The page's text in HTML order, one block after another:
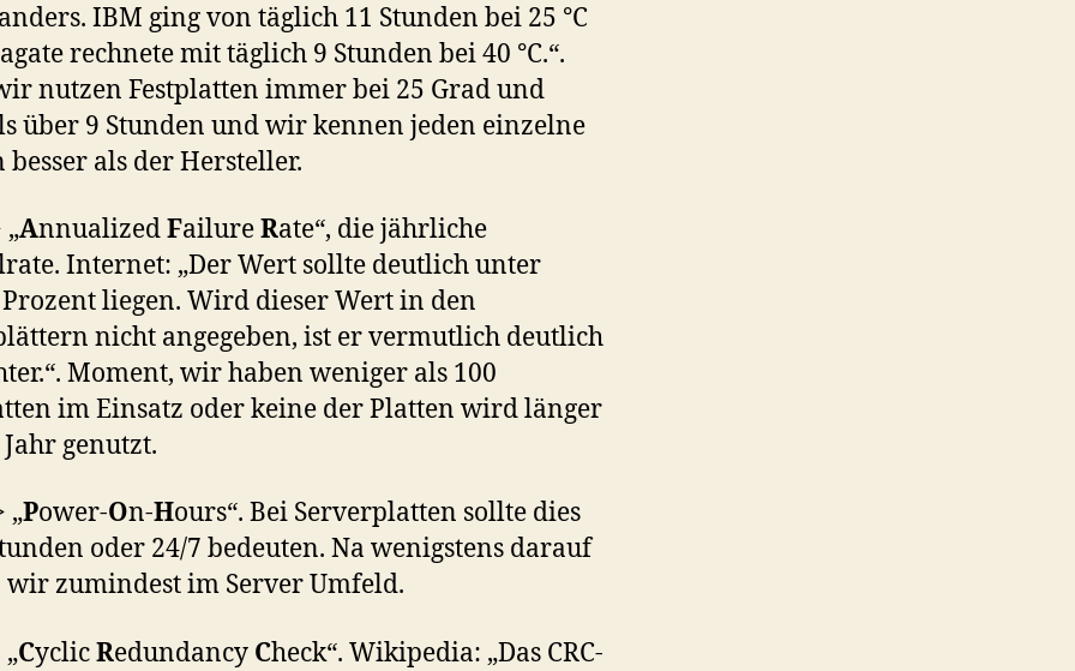
IBM ging von täglich 11 Stunden bei 25 °C
rechnete mit täglich 9 Stunden bei 40 °C.“.
nutzen Festplatten immer bei 25 Grad und
über 9 Stunden und wir kennen jeden einzelne
besser als der Hersteller.
AnnualizedFailureRate“, die jährliche
Internet: „Der Wert sollte deutlich unter
liegen. Wird dieser Wert in den
nicht angegeben, ist er vermutlich deutlich
Moment, wir haben weniger als 100
im Einsatz oder keine der Platten wird länger
genutzt.
„Power-On-Hours“. Bei Serverplatten sollte dies
oder 24/7 bedeuten. Na wenigstens darauf
wir zumindest im Server Umfeld.
CyclicRedundancy Check“. Wikipedia: „Das CRC-